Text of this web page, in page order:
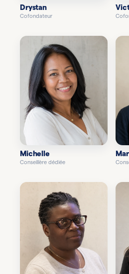
Drystan
Cofondateur
Michelle
Conseillère dédiée